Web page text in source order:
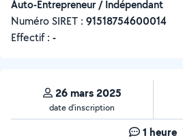
Auto-Entrepreneur / Indépendant
Numéro SIRET : ‍91518754600014
Effectif : -
26 mars 2025
date d’inscription
1 heure